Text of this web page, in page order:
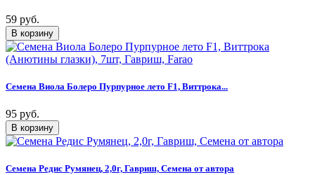
59 руб.
Семена Виола Болеро Пурпурное лето F1, Виттрока...
95 руб.
Семена Редис Румянец, 2,0г, Гавриш, Семена от автора